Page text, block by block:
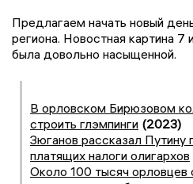
Предлагаем начать новый
региона. Новостная картина
была довольно насыщенной.
В орловском Бирюзовом
строить глэмпинги (2023)
Зюганов рассказал
платящих налоги олигархов
Около 100 тысяч орловцев